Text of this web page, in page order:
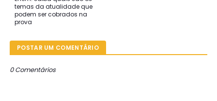
temas da atualidade que
podem ser cobrados na
prova
POSTAR UM COMENTÁRIO
0 Comentários